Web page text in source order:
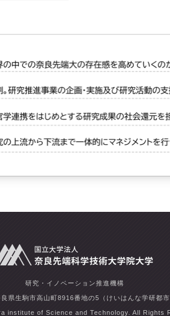
研究・イノベーション推進機構
県生駒市高山町8916番地の5（けいはんな学研都市
institute of Science and Technology. All Rights